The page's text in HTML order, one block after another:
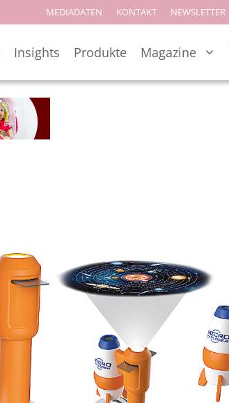
MEDIADATEN KONTAKT NEWSLETTER
Insights Produkte Magazine